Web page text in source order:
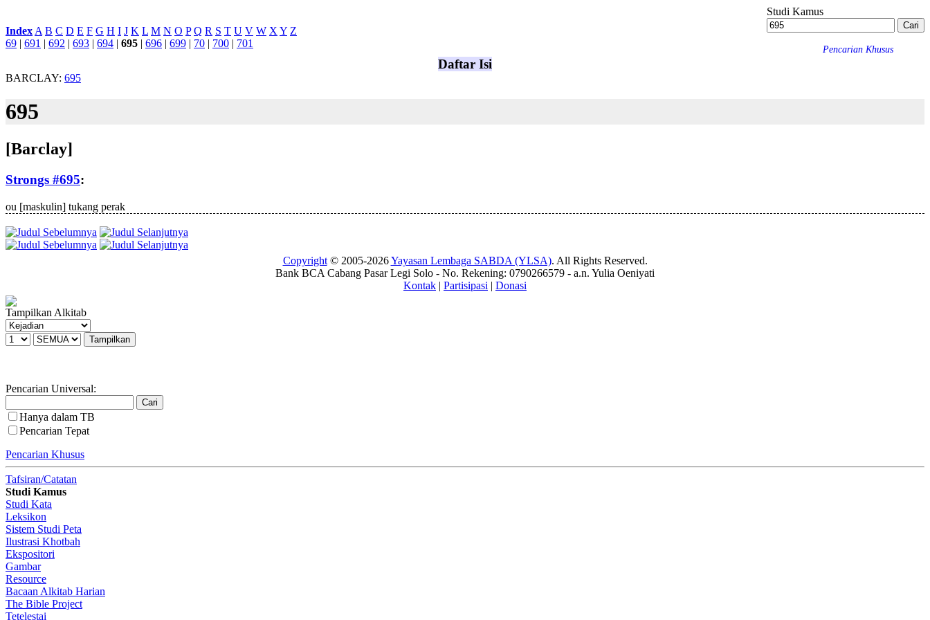
Studi Kamus
Pencarian Khusus
Index: A B C D E F G H I J K L M N O P Q R S T U V W X Y Z
69 | 691 | 692 | 693 | 694 | 695 | 696 | 699 | 70 | 700 | 701
Daftar Isi
BARCLAY: 695
695
[Barclay]
Strongs #695:
ou [maskulin] tukang perak
Copyright© 2005-2026Yayasan Lembaga SABDA (YLSA). All Rights Reserved.
Bank BCA Cabang Pasar Legi Solo - No. Rekening: 0790266579 - a.n. Yulia Oeniyati
Kontak | Partisipasi | Donasi
Tampilkan Alkitab
Pencarian Universal:
Hanya dalam TB
Pencarian Tepat
Pencarian Khusus
Tafsiran/Catatan
Studi Kamus
Studi Kata
Leksikon
Sistem Studi Peta
Ilustrasi Khotbah
Ekspositori
Gambar
Resource
Bacaan Alkitab Harian
The Bible Project
Tetelestai